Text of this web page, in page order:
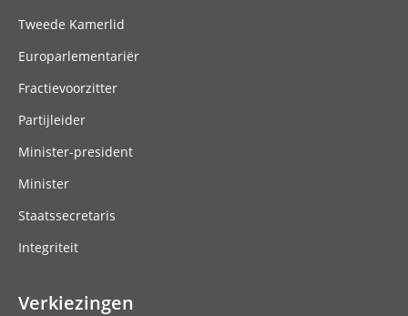
Tweede Kamerlid
Europarlementariër
Fractievoorzitter
Partijleider
Minister-president
Minister
Staatssecretaris
Integriteit
Verkiezingen